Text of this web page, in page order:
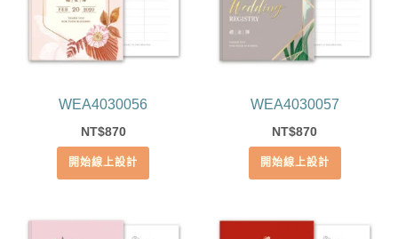
WEA4030056
NT$870
開始線上設計
WEA4030057
NT$870
開始線上設計